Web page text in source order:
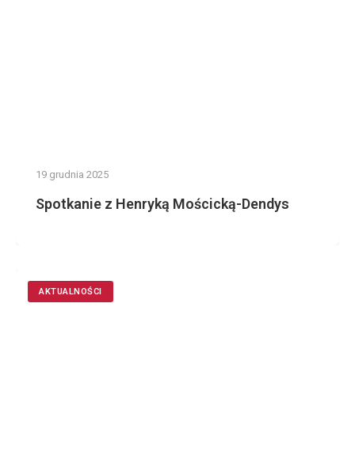
19 grudnia 2025
Spotkanie z Henryką Mościcką-Dendys
AKTUALNOŚCI